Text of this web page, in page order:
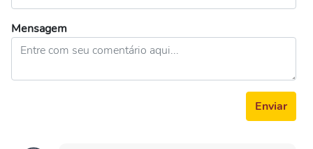
Mensagem
Enviar